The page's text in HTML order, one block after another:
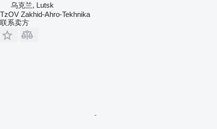
乌克兰, Lutsk
TzOV Zakhid-Ahro-Tekhnika
联系卖方